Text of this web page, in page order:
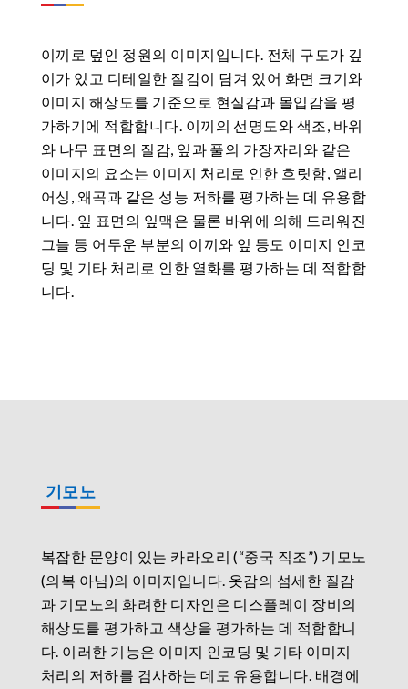
이끼로 덮인 정원의 이미지입니다. 전체 구도가 깊
이가 있고 디테일한 질감이 담겨 있어 화면 크기와
이미지 해상도를 기준으로 현실감과 몰입감을 평
가하기에 적합합니다. 이끼의 선명도와 색조, 바위
와 나무 표면의 질감, 잎과 풀의 가장자리와 같은
이미지의 요소는 이미지 처리로 인한 흐릿함, 앨리
어싱, 왜곡과 같은 성능 저하를 평가하는 데 유용합
니다. 잎 표면의 잎맥은 물론 바위에 의해 드리워진
그늘 등 어두운 부분의 이끼와 잎 등도 이미지 인코
딩 및 기타 처리로 인한 열화를 평가하는 데 적합합
니다.
기모노
복잡한 문양이 있는 카라오리 (“중국 직조”) 기모노
(의복 아님)의 이미지입니다. 옷감의 섬세한 질감
과 기모노의 화려한 디자인은 디스플레이 장비의
해상도를 평가하고 색상을 평가하는 데 적합합니
다. 이러한 기능은 이미지 인코딩 및 기타 이미지
처리의 저하를 검사하는 데도 유용합니다. 배경에